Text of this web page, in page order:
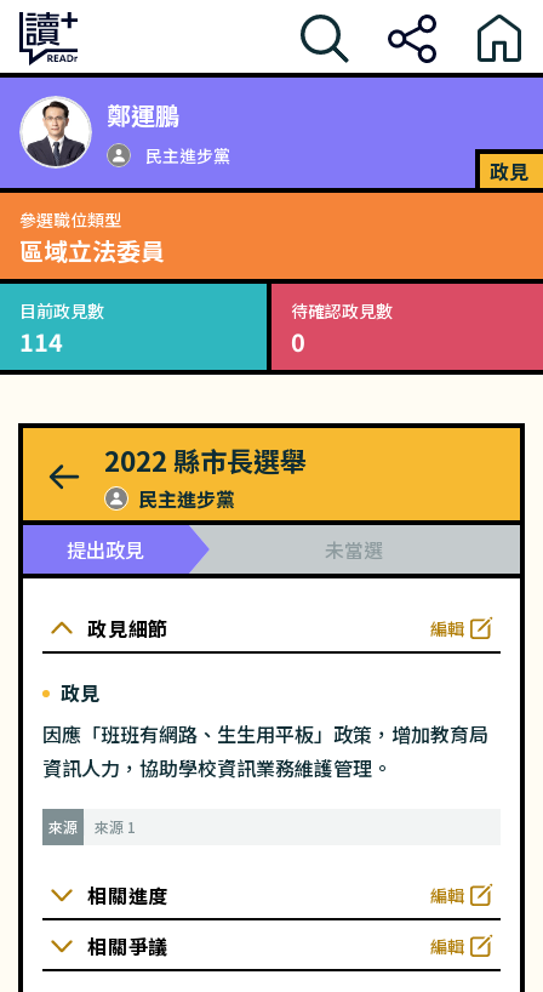
鄭運鵬
民主進步黨
政見
參選職位類型
區域立法委員
目前政見數
114
待確認政見數
0
2022 縣市長選舉
民主進步黨
提出政見
未當選
政見細節 編輯
政見
因應「班班有網路、生生用平板」政策，增加教育局
資訊人力，協助學校資訊業務維護管理。
來源 來源 1
相關進度 編輯
相關爭議 編輯